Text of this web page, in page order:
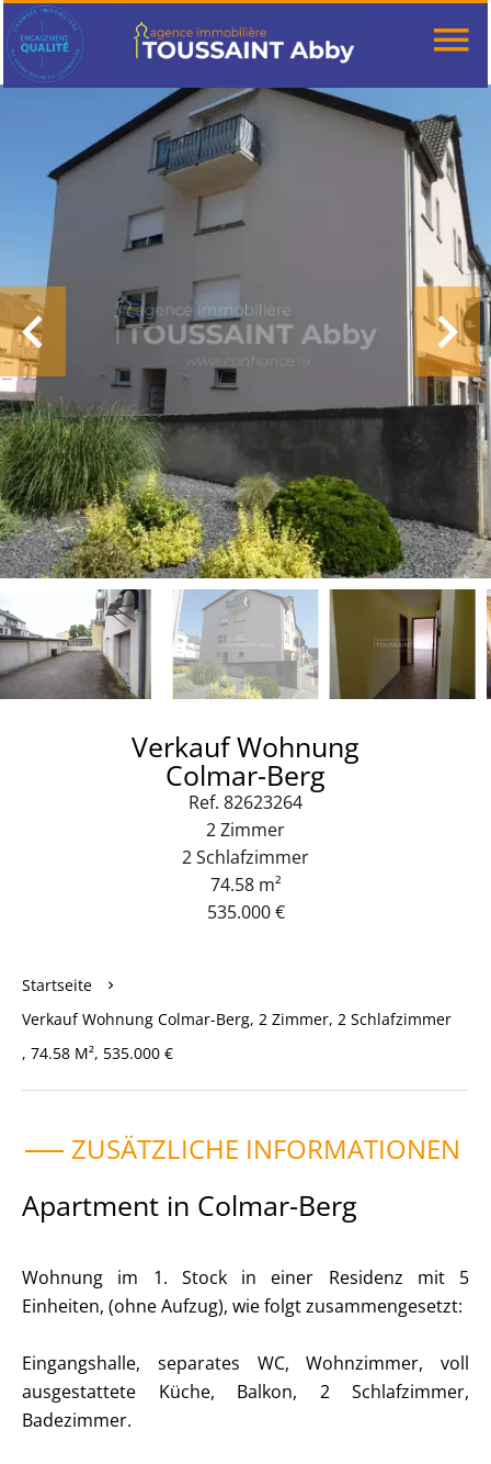
Verkauf Wohnung
Colmar-Berg
Ref. 82623264
2 Zimmer
2 Schlafzimmer
74.58 m²
535.000 €
Startseite
Verkauf Wohnung Colmar-Berg, 2 Zimmer, 2 Schlafzimmer
, 74.58 M², 535.000 €
ZUSÄTZLICHE INFORMATIONEN
Apartment in Colmar-Berg
Wohnung im 1. Stock in einer Residenz mit 5
Einheiten, (ohne Aufzug), wie folgt zusammengesetzt:
Eingangshalle, separates WC, Wohnzimmer, voll
ausgestattete Küche, Balkon, 2 Schlafzimmer,
Badezimmer.